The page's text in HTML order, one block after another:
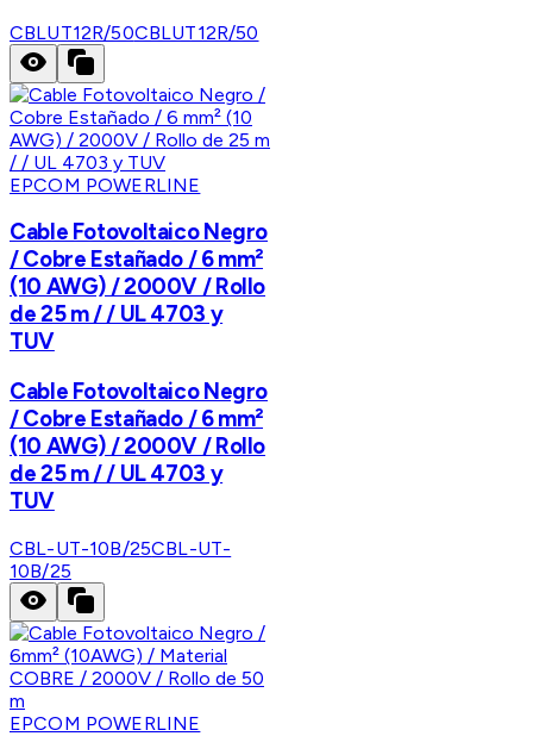
CBLUT12R/50CBLUT12R/50
EPCOM POWERLINE
Cable Fotovoltaico Negro
/ Cobre Estañado / 6 mm²
(10 AWG) / 2000V / Rollo
de 25 m / / UL 4703 y
TUV
Cable Fotovoltaico Negro
/ Cobre Estañado / 6 mm²
(10 AWG) / 2000V / Rollo
de 25 m / / UL 4703 y
TUV
CBL-UT-10B/25CBL-UT-
10B/25
EPCOM POWERLINE